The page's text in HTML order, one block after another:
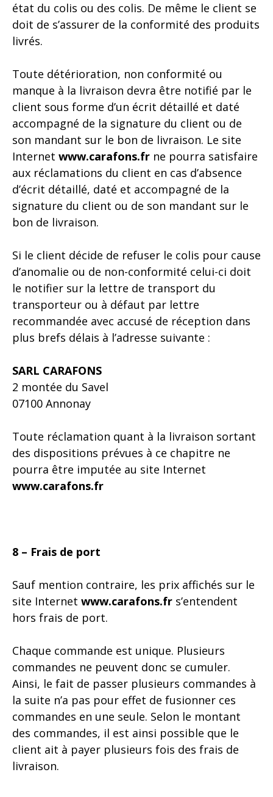
état du colis ou des colis. De même le client se
doit de s’assurer de la conformité des produits
livrés.
Toute détérioration, non conformité ou
manque à la livraison devra être notifié par le
client sous forme d’un écrit détaillé et daté
accompagné de la signature du client ou de
son mandant sur le bon de livraison. Le site
Internet www.carafons.fr ne pourra satisfaire
aux réclamations du client en cas d’absence
d’écrit détaillé, daté et accompagné de la
signature du client ou de son mandant sur le
bon de livraison.
Si le client décide de refuser le colis pour cause
d’anomalie ou de non-conformité celui-ci doit
le notifier sur la lettre de transport du
transporteur ou à défaut par lettre
recommandée avec accusé de réception dans
plus brefs délais à l’adresse suivante :
SARL CARAFONS
2 montée du Savel
07100 Annonay
Toute réclamation quant à la livraison sortant
des dispositions prévues à ce chapitre ne
pourra être imputée au site Internet
www.carafons.fr
8 – Frais de port
Sauf mention contraire, les prix affichés sur le
site Internet www.carafons.fr s’entendent
hors frais de port.
Chaque commande est unique. Plusieurs
commandes ne peuvent donc se cumuler.
Ainsi, le fait de passer plusieurs commandes à
la suite n’a pas pour effet de fusionner ces
commandes en une seule. Selon le montant
des commandes, il est ainsi possible que le
client ait à payer plusieurs fois des frais de
livraison.